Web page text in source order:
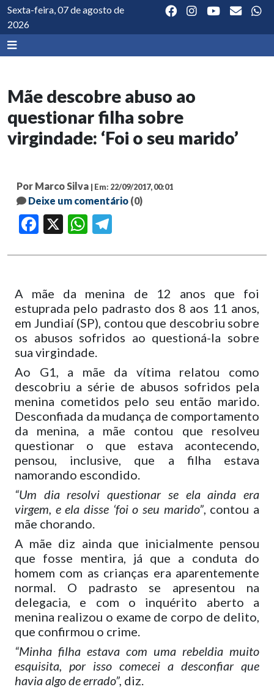
Sexta-feira, 07 de agosto de
2026
Mãe descobre abuso ao
questionar filha sobre
virgindade: ‘Foi o seu marido’
Por Marco Silva | Em: 22/09/2017, 00:01
Deixe um comentário (0)
Facebook WhatsApp
A mãe da menina de 12 anos que foi
estuprada pelo padrasto dos 8 aos 11 anos,
em Jundiaí (SP), contou que descobriu sobre
os abusos sofridos ao questioná-la sobre
sua virgindade.
Ao G1, a mãe da vítima relatou como
descobriu a série de abusos sofridos pela
menina cometidos pelo seu então marido.
Desconfiada da mudança de comportamento
da menina, a mãe contou que resolveu
questionar o que estava acontecendo,
pensou, inclusive, que a filha estava
namorando escondido.
“Um dia resolvi questionar se ela ainda era
virgem, e ela disse ‘foi o seu marido”, contou a
mãe chorando.
A mãe diz ainda que inicialmente pensou
que fosse mentira, já que a conduta do
homem com as crianças era aparentemente
normal. O padrasto se apresentou na
delegacia, e com o inquérito aberto a
menina realizou o exame de corpo de delito,
que confirmou o crime.
“Minha filha estava com uma rebeldia muito
esquisita, por isso comecei a desconfiar que
havia algo de errado”, diz.